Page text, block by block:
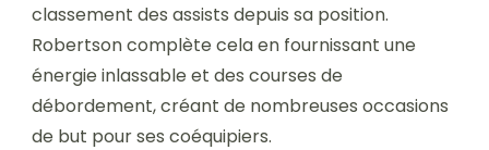
classement des assists depuis sa position.
Robertson complète cela en fournissant une
énergie inlassable et des courses de
débordement, créant de nombreuses occasions
de but pour ses coéquipiers.